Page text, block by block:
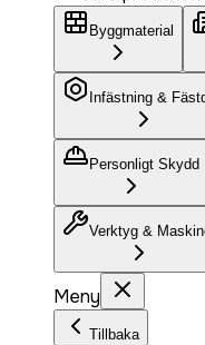
Byggmaterial
Infästning &
Personligt Skydd
Verktyg &
Meny
Tillbaka